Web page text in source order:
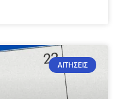
ΑΙΤΗΣΕΙΣ